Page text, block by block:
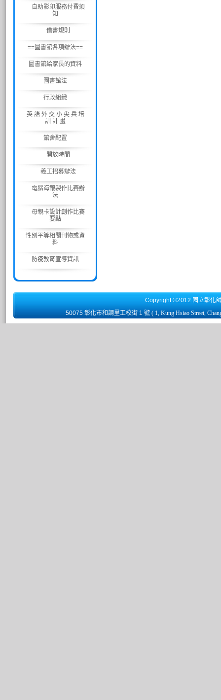
自助影印服務付費須
知
借書規則
==圖書館各項辦法==
圖書館給家長的資料
圖書館法
行政組織
英 語 外 交 小 尖 兵 培
訓 計 畫
館舍配置
開放時間
義工招募辦法
電腦海報製作比賽辦
法
母親卡設計創作比賽
要點
性別平等相關刊物或資
料
防疫教育宣導資訊
Copyright ©2012 國立彰化
50075 彰化市和調里工校街 1 號 ( 1, Kung Hsiao Street,